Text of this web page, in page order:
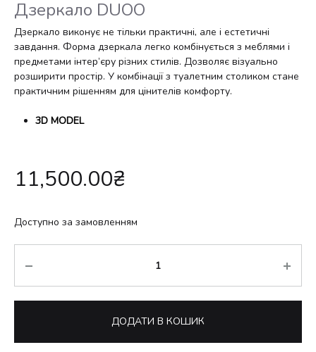
Дзеркало DUOO
Дзеркало виконує не тільки практичні, але і естетичні
завдання. Форма дзеркала легко комбінується з меблями і
предметами інтер’єру різних стилів. Дозволяє візуально
розширити простір. У комбінації з туалетним столиком стане
практичним рішенням для цінителів комфорту.
3D MODEL
11,500.00₴
Доступно за замовленням
ДОДАТИ В КОШИК